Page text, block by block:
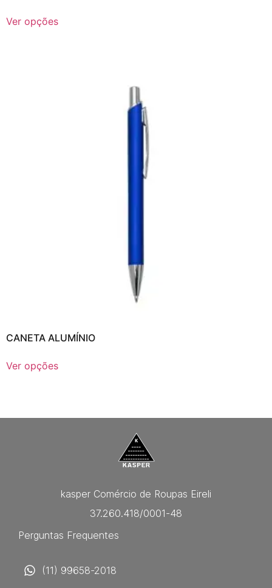
Ver opções
CANETA ALUMÍNIO
Ver opções
kasper Comércio de Roupas Eireli
37.260.418/0001-48
Perguntas Frequentes
(11) 99658-2018